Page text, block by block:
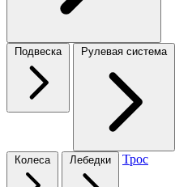
Подвеска Рулевая система
Колеса Лебедки Трос